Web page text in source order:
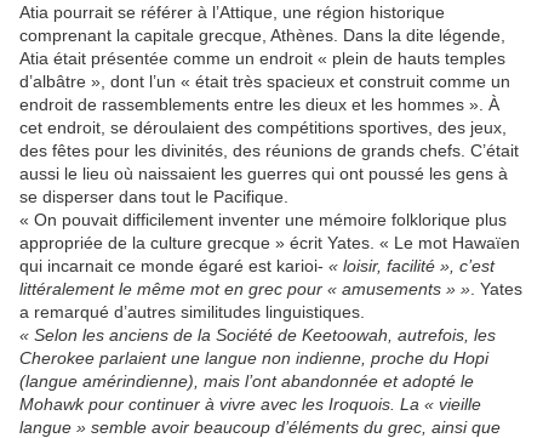
Atia pourrait se référer à l’Attique, une région historique
comprenant la capitale grecque, Athènes. Dans la dite légende,
Atia était présentée comme un endroit « plein de hauts temples
d’albâtre », dont l’un « était très spacieux et construit comme un
endroit de rassemblements entre les dieux et les hommes ». À
cet endroit, se déroulaient des compétitions sportives, des jeux,
des fêtes pour les divinités, des réunions de grands chefs. C’était
aussi le lieu où naissaient les guerres qui ont poussé les gens à
se disperser dans tout le Pacifique.
« On pouvait difficilement inventer une mémoire folklorique plus
appropriée de la culture grecque » écrit Yates. « Le mot Hawaïen
qui incarnait ce monde égaré est karioi- « loisir, facilité », c’est
littéralement le même mot en grec pour « amusements » » . Yates
a remarqué d’autres similitudes linguistiques.
« Selon les anciens de la Société de Keetoowah, autrefois, les
Cherokee parlaient une langue non indienne, proche du Hopi
(langue amérindienne), mais l’ont abandonnée et adopté le
Mohawk pour continuer à vivre avec les Iroquois. La « vieille
langue » semble avoir beaucoup d’éléments du grec, ainsi que